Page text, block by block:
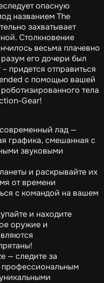
опасную
названием The
захватывает
Столкновение
весьма плачевно
его дочери был
придется отправиться
с помощью вашей
тела
Gear!
лад —
графика, смешанная с
звуковыми
и раскрывайте их
от времени
с командой на вашем
и находите
оружие и
— следите за
профессиональным